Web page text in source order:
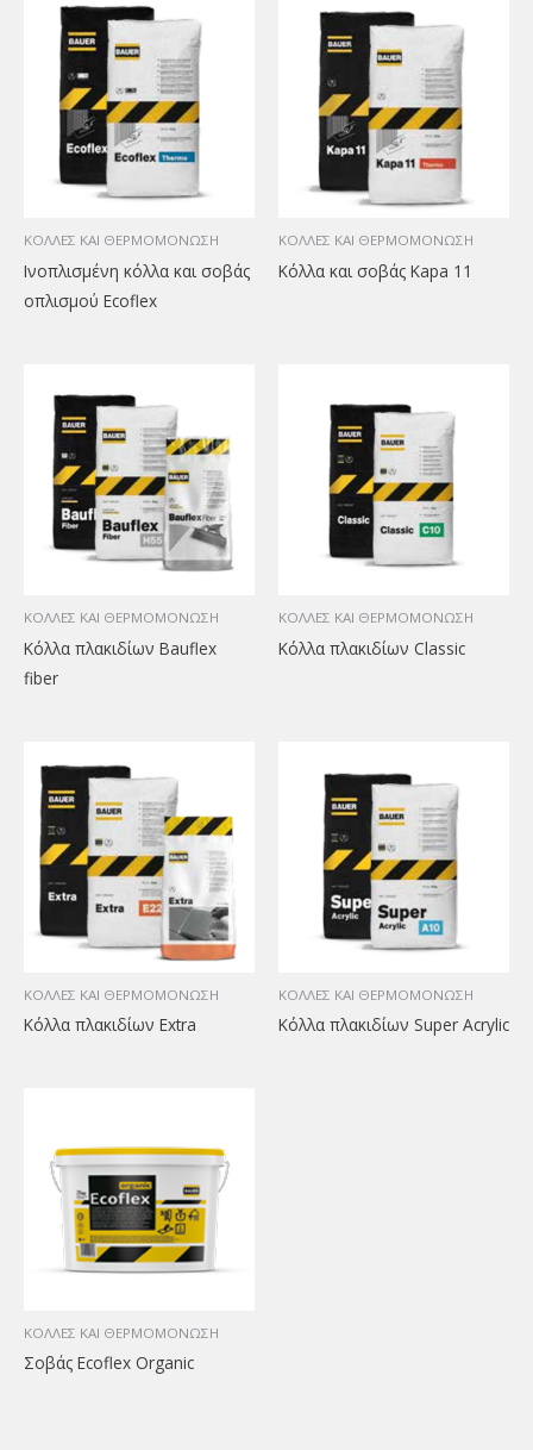
ΚΟΛΛΕΣ ΚΑΙ ΘΕΡΜΟΜΟΝΩΣΗ
Ινοπλισμένη κόλλα και σοβάς
οπλισμού Ecoflex
ΚΟΛΛΕΣ ΚΑΙ ΘΕΡΜΟΜΟΝΩΣΗ
Κόλλα και σοβάς Kapa 11
ΚΟΛΛΕΣ ΚΑΙ ΘΕΡΜΟΜΟΝΩΣΗ
Κόλλα πλακιδίων Bauflex
fiber
ΚΟΛΛΕΣ ΚΑΙ ΘΕΡΜΟΜΟΝΩΣΗ
Κόλλα πλακιδίων Classic
ΚΟΛΛΕΣ ΚΑΙ ΘΕΡΜΟΜΟΝΩΣΗ
Κόλλα πλακιδίων Extra
ΚΟΛΛΕΣ ΚΑΙ ΘΕΡΜΟΜΟΝΩΣΗ
Κόλλα πλακιδίων Super Acrylic
ΚΟΛΛΕΣ ΚΑΙ ΘΕΡΜΟΜΟΝΩΣΗ
Σοβάς Ecoflex Οrganic